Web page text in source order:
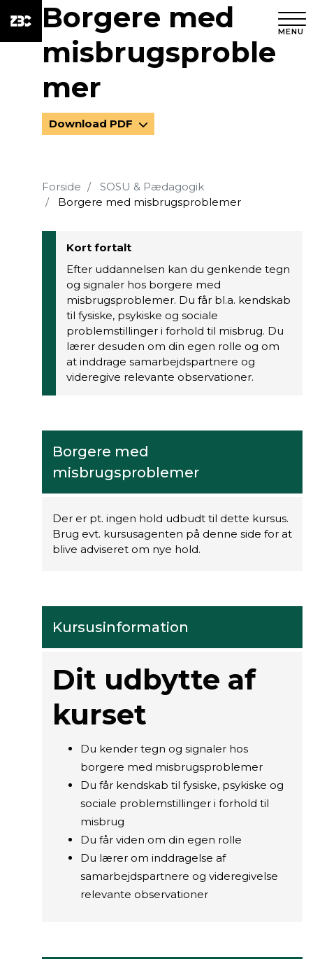
MENU
Borgere med
misbrugsproble
mer
Download PDF
Forside
SOSU & Pædagogik
Borgere med misbrugsproblemer
Kort fortalt
Efter uddannelsen kan du genkende tegn
og signaler hos borgere med
misbrugsproblemer. Du får bl.a. kendskab
til fysiske, psykiske og sociale
problemstillinger i forhold til misbrug. Du
lærer desuden om din egen rolle og om
at inddrage samarbejdspartnere og
videregive relevante observationer.
Borgere med
misbrugsproblemer
Der er pt. ingen hold udbudt til dette kursus.
Brug evt. kursusagenten på denne side for at
blive adviseret om nye hold.
Kursusinformation
Dit udbytte af
kurset
Du kender tegn og signaler hos
borgere med misbrugsproblemer
Du får kendskab til fysiske, psykiske og
sociale problemstillinger i forhold til
misbrug
Du får viden om din egen rolle
Du lærer om inddragelse af
samarbejdspartnere og videregivelse
relevante observationer